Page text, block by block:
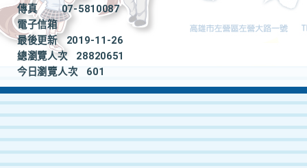
傳真
07-5810087
電子信箱
最後更新
2019-11-26
總瀏覽人次
28820651
今日瀏覽人次
601